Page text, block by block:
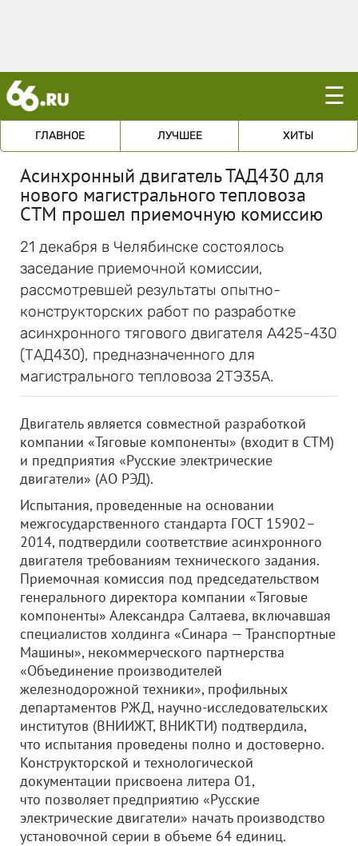
☰
ГЛАВНОЕ ЛУЧШЕЕ ХИТЫ
Асинхронный двигатель ТАД430 для
нового магистрального тепловоза
СТМ прошел приемочную комиссию
21 декабря в Челябинске состоялось
заседание приемочной комиссии,
рассмотревшей результаты опытно-
конструкторских работ по разработке
асинхронного тягового двигателя А425-430
(ТАД430), предназначенного для
магистрального тепловоза 2ТЭ35А.
Двигатель является совместной разработкой
компании «Тяговые компоненты» (входит в СТМ)
и предприятия «Русские электрические
двигатели» (АО РЭД).
Испытания, проведенные на основании
межгосударственного стандарта ГОСТ 15902–
2014, подтвердили соответствие асинхронного
двигателя требованиям технического задания.
Приемочная комиссия под председательством
генерального директора компании «Тяговые
компоненты» Александра Салтаева, включавшая
специалистов холдинга «Синара — Транспортные
Машины», некоммерческого партнерства
«Объединение производителей
железнодорожной техники», профильных
департаментов РЖД, научно-исследовательских
институтов (ВНИИЖТ, ВНИКТИ) подтвердила,
что испытания проведены полно и достоверно.
Конструкторской и технологической
документации присвоена литера О1,
что позволяет предприятию «Русские
электрические двигатели» начать производство
установочной серии в объеме 64 единиц.